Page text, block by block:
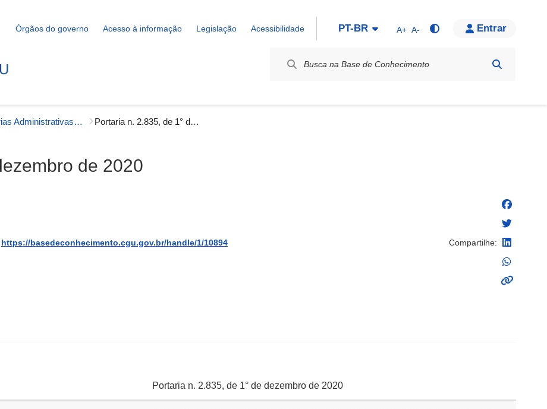
Órgãos do governo Acesso à informação Legislação Acessibilidade PT-BR A+ A- Entrar
Portarias Administrativas - Gestão Interna Portaria n. 2.835, de 1° de dezembro de 2020
de 2020
https://basedeconhecimento.cgu.gov.br/handle/1/10894 Compartilhe:
Portaria n. 2.835, de 1° de dezembro de 2020